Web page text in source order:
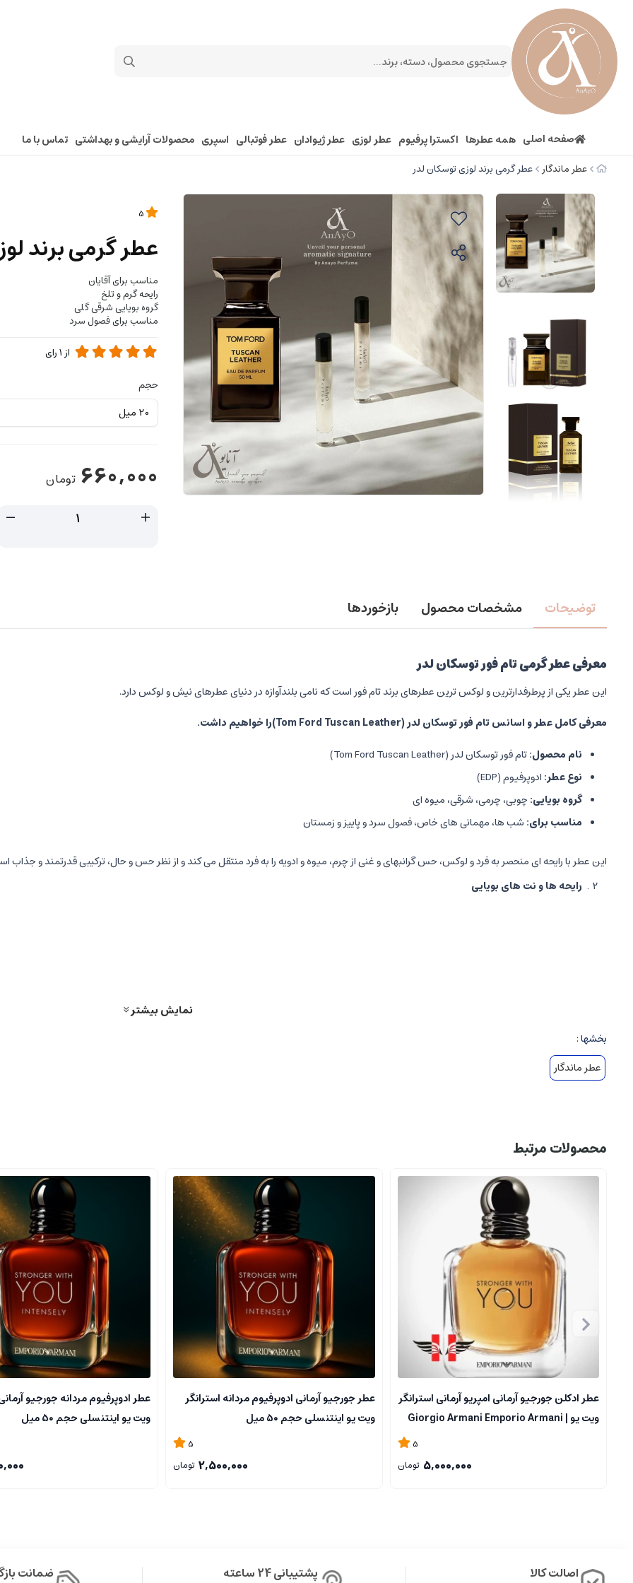
صفحه اصلی همه عطرها اکسترا پرفیوم عطر لوزی عطر ژیوادان عطر فوتبالی اسپری محصولات آرایشی و بهداشتی تماس با ما
عطر ماندگار عطر گرمی برند لوزی توسکان لدر
عطر گرمی برند
مناسب برای آقایان
رایحه گرم و تلخ
گروه بویایی شرقی گلی
مناسب برای فصول سرد
از1رای
حجم
660,000 تومان
توضیحات مشخصات محصول بازخوردها
معرفی عطر گرمی تام فور توسکان لدر
این عطر یکی از پرطرفدارترین و لوکس ترین عطرهای برند تام فور است که نامی بلندآوازه در دنیای عطرهای نیش و لوکس دارد.
معرفی کامل عطر و اسانس تام فور توسکان لدر(Tom Ford Tuscan Leather)
را خواهیم داشت.
نام محصول:تام فور توسکان لدر (Tom Ford Tuscan Leather)
نوع عطر: ادوپرفیوم (EDP)
گروه بویایی: چوبی، چرمی، شرقی، میوه ای
مناسب برای: شب ها، مهمانی های خاص، فصول سرد و پاییز و زمستان
این عطر با رایحه ای منحصر به فرد و لوکس، حس گرانبهای و غنی از چرم، میوه و ادویه را به فرد منتقل می کند و از نظر حس و حال، ترکیبی قدرتمند و جذاب
رایحه ها و نت های بویایی
رایحه چرم نرم و لوکس
زعفران و ادویه های گرم
چوب ها، مخصوصا چوب سدر و چوب صندل سفید
این نت ها حس عمیق، گرم و ماندگار را به عطر می دهند و اثر طولانی مدت روی پوست و لباس دارد.
حس و حال رایحه
گرم و چوبی، چرمی: رایحه ای بسیار لوکس و خاص، احساس اعتماد به نفس و جذب کنندگی بالا را القا می کند.
شیک و مردانه/زنانه: این عطر در دسته عطرهای نیش و لوکس است که برای افراد خاص و با شخصیت طراحی شده است.
فوق العاده برای فصول سرد و شب ها
: در محیط های شبانه، مهمانی های رسمی و فضاهای لوکس بهترین عملکرد را دارد.
ماندگاری و پخش بو
این عطر ماندگاری طولانی و پخش بوی عالی دارد که تا چند ساعت پس از استفاده حس می شود.
اثرگذاری آن در محیط های مختلف، مخصوصا در شب های سرد، بسیار بالا است.
عطر تام فور توسکان لدر ترکیبی پیچیده و لوکس است که حس چرمی، میوه ای و ادویه ای را در هم می آمیزد و تجربه ای غنی، مرموز و در عین حال
نمایش بیشتر
بخشها :
عطر ماندگار
محصولات مرتبط
عطر ادکلن جورجیو آرمانی امپریو آرمانی استرانگر
ویت یو | Giorgio Armani Emporio Armani
5
5,000,000 تومان
عطر جورجیو آرمانی ادوپرفیوم مردانه استرانگر
ویت یو اینتنسلی حجم ۵۰ میل
5
2,500,000 تومان
عطر ادوپرفیوم مردانه جورجیو
ویت یو اینتنسلی حجم ۵۰ میل
اصالت کالا پشتیبانی 24 ساعته ضمانت